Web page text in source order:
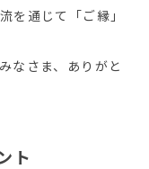
を通じて「ご縁」
なさま、ありがと
ト